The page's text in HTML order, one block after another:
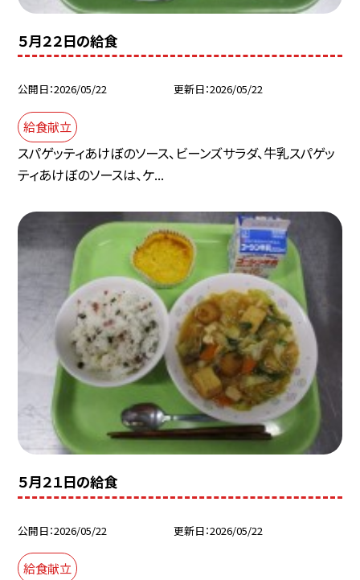
５月２２日の給食
公開日 2026/05/22 更新日 2026/05/22
給食献立
スパゲッティあけぼのソース、ビーンズサラダ、牛乳スパゲッ
ティあけぼのソースは、ケ...
５月２１日の給食
公開日 2026/05/22 更新日 2026/05/22
給食献立